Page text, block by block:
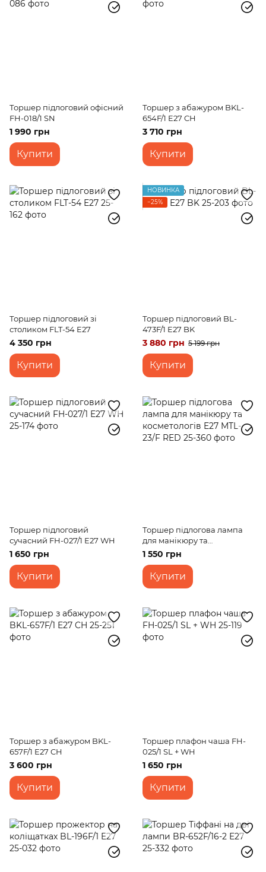
Торшер підлоговий офісний
FH-018/1 SN
1 990 грн
Купити
Торшер з абажуром BKL-
654F/1 E27 CH
3 710 грн
Купити
Торшер підлоговий зі
столиком FLT-54 E27
4 350 грн
Купити
НОВИНКА
−25%
Торшер підлоговий BL-
473F/1 E27 BK
3 880 грн 5 199 грн
Купити
Торшер підлоговий
сучасний FH-027/1 E27 WH
1 650 грн
Купити
Торшер підлогова лампа
для манікюру та
косметологів E27 MTL-23/F
1 550 грн
Купити
Торшер з абажуром BKL-
657F/1 E27 CH
3 600 грн
Купити
Торшер плафон чаша FH-
025/1 SL + WH
1 650 грн
Купити